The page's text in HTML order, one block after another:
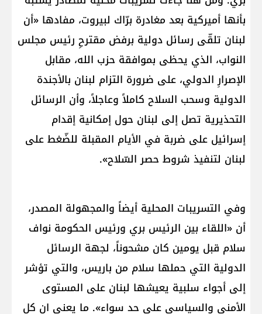
بأنها أميركية بعد مغادرة برّاك لبيروت، مفادها «أن
لبنان تلقّى رسائل دولية برفض مقترحِ رئيس مجلس
النواب، الذي يحظى بموافقة حزب الله، مقابل
الإصرارِ الدولي، على ضرورة التزام لبنان بالأجندة
الدولية وسحب السلاح كاملاً وعاجلاً، وأن الرسائل
التحذيرية تصل إلى لبنان حول إمكانية إقدام
إسرائيل على ضربة في الأيام المقبلة للضّغط على
لبنان لتنفيذ شروط حصر السّلاح».
وفي التسريبات المحلية أيضاً والمجهولة المصدر،
أن «اللقاء بين الرئيس بري ورئيس الحكومة نواف
سلام قبل يومين كان مشحوناً، لجهة الرسائل
الدولية التي حملها سلام من باريس، والتي تؤشر
إلى أجواء سلبية يعيشها لبنان على المستوى
الأمني والسياسي على حد سواء». ما يعني ان كل